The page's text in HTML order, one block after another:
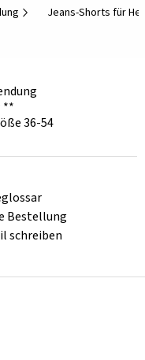
Jeans-Shorts für
**
36-54
Bestellung
schreiben